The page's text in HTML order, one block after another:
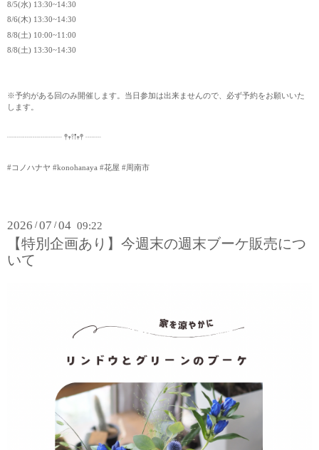
8/5(水) 13:30~14:30
8/6(木) 13:30~14:30
8/8(土) 10:00~11:00
8/8(土) 13:30~14:30
※予約がある回のみ開催します。当日参加は出来ませんので、必ず予約をお願いいた
します。
┈┈┈┈┈┈┈ 𖤣𖥧𖥣𖡡𖥧𖤣 ┈┈
#コノハナヤ #konohanaya #花屋 #周南市
2026 /07 /04 09:22
【特別企画あり】今週末の週末ブーケ販売につ
いて